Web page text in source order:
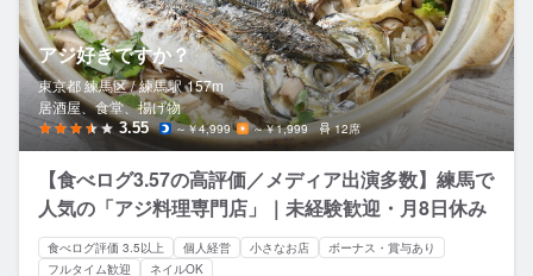
アジ好きですか？
東京都 練馬区 / 練馬駅 157m
居酒屋、食堂、揚げ物
3.55 ～￥4,999 ～￥1,999 12席
【食べログ3.57の高評価／メディア出演多数】練馬で
人気の「アジ料理専門店」｜未経験歓迎・月8日休み
食べログ評価 3.5以上 個人経営 小さなお店
ボーナス・賞与あり
フルタイム歓迎
ネイルOK